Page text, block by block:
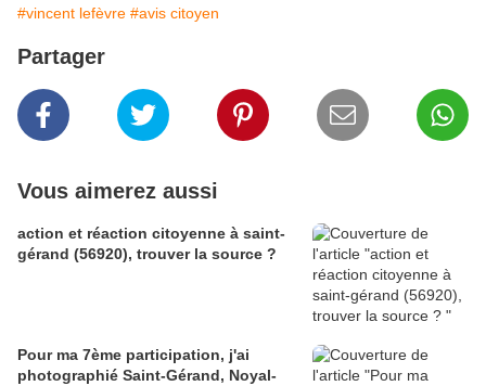
#vincent lefèvre #avis citoyen
Partager
Vous aimerez aussi
action et réaction citoyenne à saint-
gérand (56920), trouver la source ?
Pour ma 7ème participation, j'ai
photographié Saint-Gérand, Noyal-